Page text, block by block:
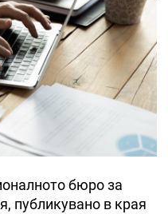
бюро за
публикувано в края